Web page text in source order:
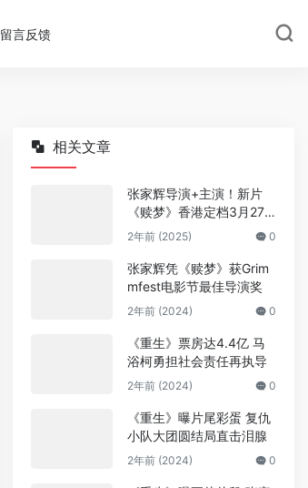
留言反馈
相关文章
张家辉导演+主演！新片
《赎梦》香港定档3月27
日
2年前 (2025) 0
张家辉凭《赎梦》获Grim
mfest电影节最佳导演奖
2年前 (2024) 0
《重生》票房达4.4亿 马
浴柯勇担社会责任再执导
2年前 (2024) 0
《重生》曝片尾彩蛋 复仇
小队大团圆结局直击泪腺
2年前 (2024) 0